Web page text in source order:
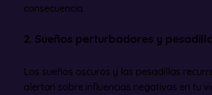
consecuencia.
2. Sueños perturbadores y
Los sueños oscuros y las pesadillas
alertan sobre influencias negativas en tu